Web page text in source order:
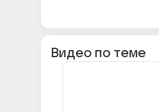
Видео по теме